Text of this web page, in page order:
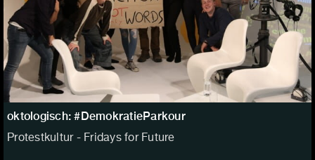
oktologisch: #DemokratieParkour
Protestkultur - Fridays for Future